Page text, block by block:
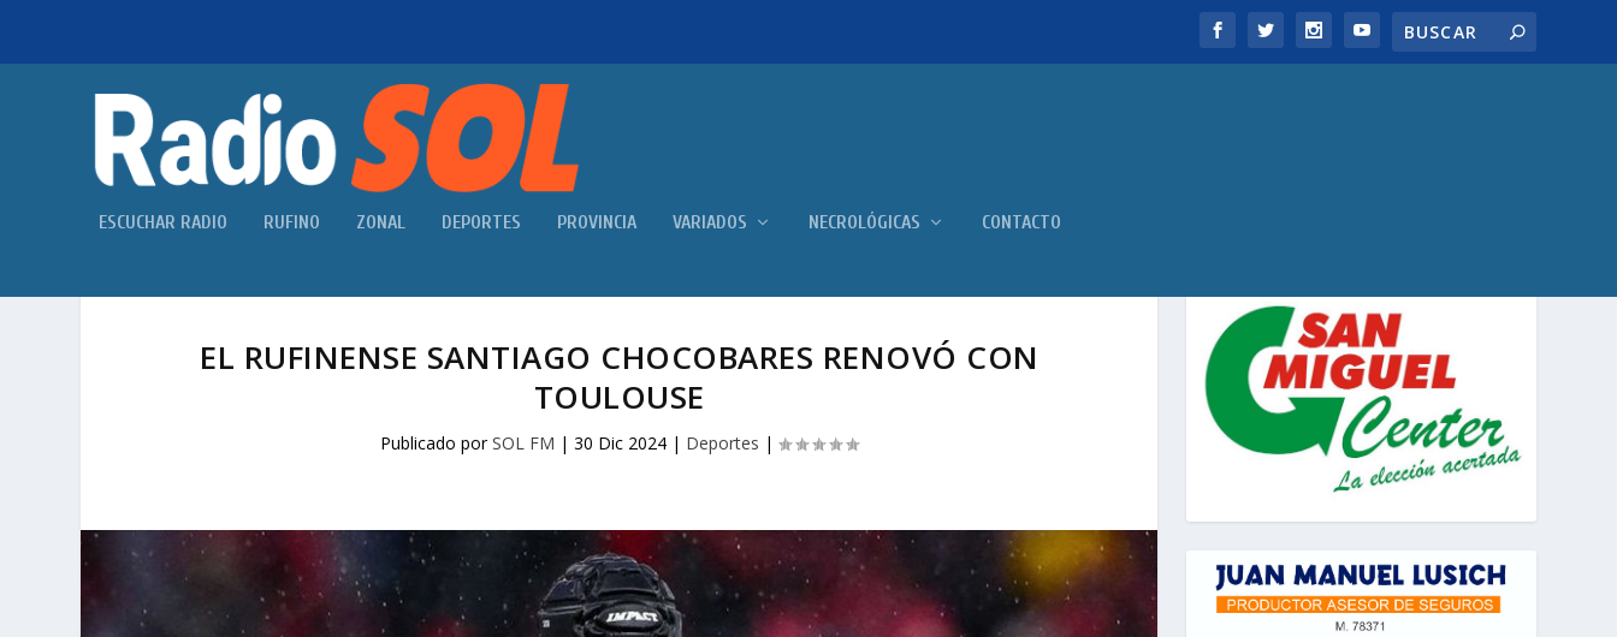
ESCUCHAR RADIO RUFINO ZONAL DEPORTES PROVINCIA VARIADOS NECROLÓGICAS CONTACTO
EL RUFINENSE SANTIAGO CHOCOBARES RENOVÓ CON
TOULOUSE
Publicado porSOL FM |30 Dic 2024 | Deportes |